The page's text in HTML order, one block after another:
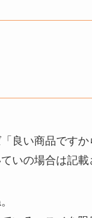
良い商品です
いの場合は記載